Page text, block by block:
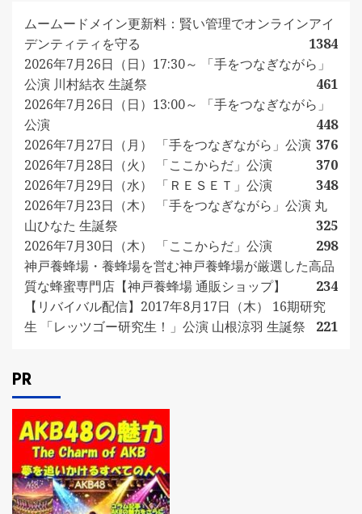
ムームードメイン更新料：賢い管理でオンラインアイ
デンティティを守る
1384
2026年7月26日（日）17:30～ 「手をつなぎながら」
公演 川村結衣 生誕祭
461
2026年7月26日（日）13:00～ 「手をつなぎながら」
公演
448
2026年7月27日（月） 「手をつなぎながら」公演 376
2026年7月28日（火） 「ここからだ」公演
370
2026年7月29日（水） 「ＲＥＳＥＴ」公演
348
2026年7月23日（木） 「手をつなぎながら」公演 丸
山ひなた 生誕祭
325
2026年7月30日（木） 「ここからだ」公演
298
神戸養蜂場・養蜂場を営む神戸養蜂場が厳選した高品
質な蜂蜜専門店【神戸養蜂場 通販ショップ】
234
【リバイバル配信】2017年8月17日（木） 16期研究
生 「レッツゴー研究生！」公演 山根涼羽 生誕祭
221
PR